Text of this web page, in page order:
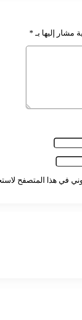
مشار إليها بـ *
في هذا المتصفح